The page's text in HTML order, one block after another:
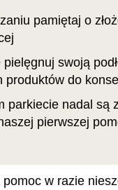
pamiętaj o
pielęgnuj swoją
produktów do
parkiecie nadal są
pierwszej
pomoc w razie